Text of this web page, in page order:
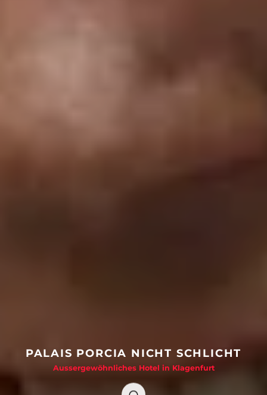
PALAIS PORCIA NICHT SCHLICHT
Aussergewöhnliches Hotel in Klagenfurt